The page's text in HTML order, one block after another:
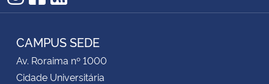
Instagram
Facebook
RSS
CAMPUS SEDE
Av. Roraima nº 1000
Cidade Universitária